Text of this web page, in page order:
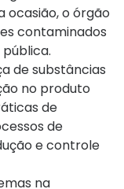
ocasião, o órgão
contaminados
de substâncias
no produto
de
de
e controle
na